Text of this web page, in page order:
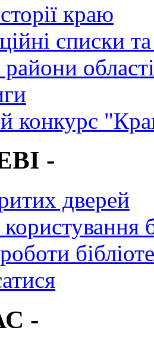
краю
списки
області
конкурс
-
дверей
-